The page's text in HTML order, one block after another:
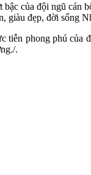
của đội ngũ
đẹp, đời sống
phong phú
.